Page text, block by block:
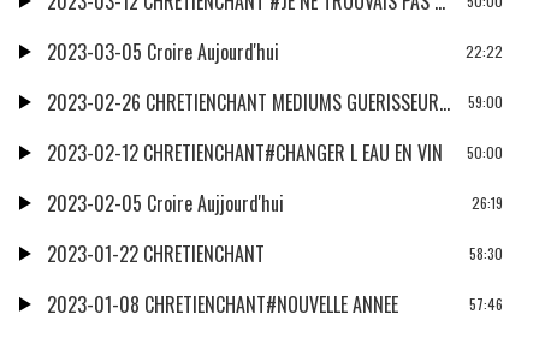
2023-03-05 Croire Aujourd'hui 22:22
2023-02-26 CHRETIENCHANT MEDIUMS GUERISSEURS MAGICIENS 59:00
2023-02-12 CHRETIENCHANT#CHANGER L EAU EN VIN 50:00
2023-02-05 Croire Aujjourd'hui 26:19
2023-01-22 CHRETIENCHANT 58:30
2023-01-08 CHRETIENCHANT#NOUVELLE ANNEE 57:46